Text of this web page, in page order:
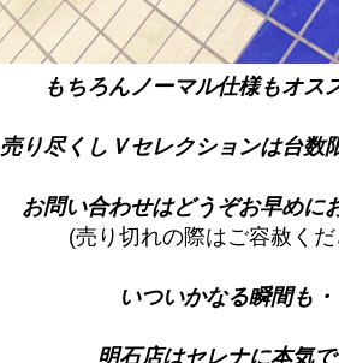
もちろんノーマル仕様もオス
売り尽くしＶセレクションは台数
お問い合わせはどうぞお早めに
(売り切れの際はご容赦く
いついかなる瞬間も
明石店はセレナに本気